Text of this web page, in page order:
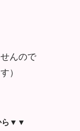
んので
）
ら▼▼